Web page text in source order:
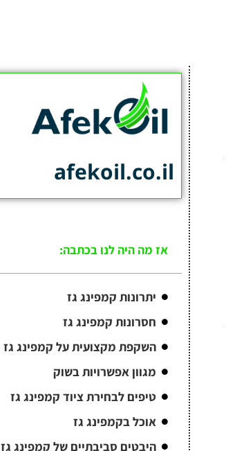
afekoil.co.il
אז מה היה לנו בכתבה:
יתרונות קמפינג גז
חסרונות קמפינג גז
השקפת מקצועית על קמפינג גז
מגוון אפשרויות בשוק
טיפים לבחירת ציוד קמפינג גז
אוכל בקמפינג גז
היבטים סביבתיים של קמפינג גז